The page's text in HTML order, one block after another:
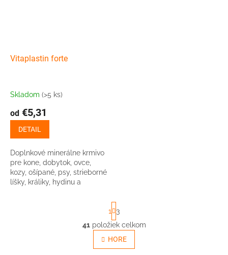
Vitaplastin forte
Skladom (>5 ks)
od €5,31
DETAIL
Doplnkové minerálne krmivo
pre kone, dobytok, ovce,
kozy, ošípané, psy, strieborné
líšky, králiky, hydinu a
O
v
l
S
t
r
á
n
k
1
3
41položiek celkom
HORE